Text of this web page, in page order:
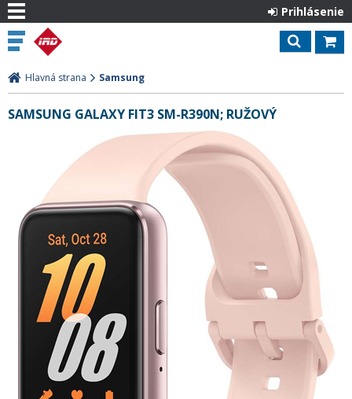
Prihlásenie
Hlavná strana Samsung
SAMSUNG GALAXY FIT3 SM-R390N; RUŽOVÝ